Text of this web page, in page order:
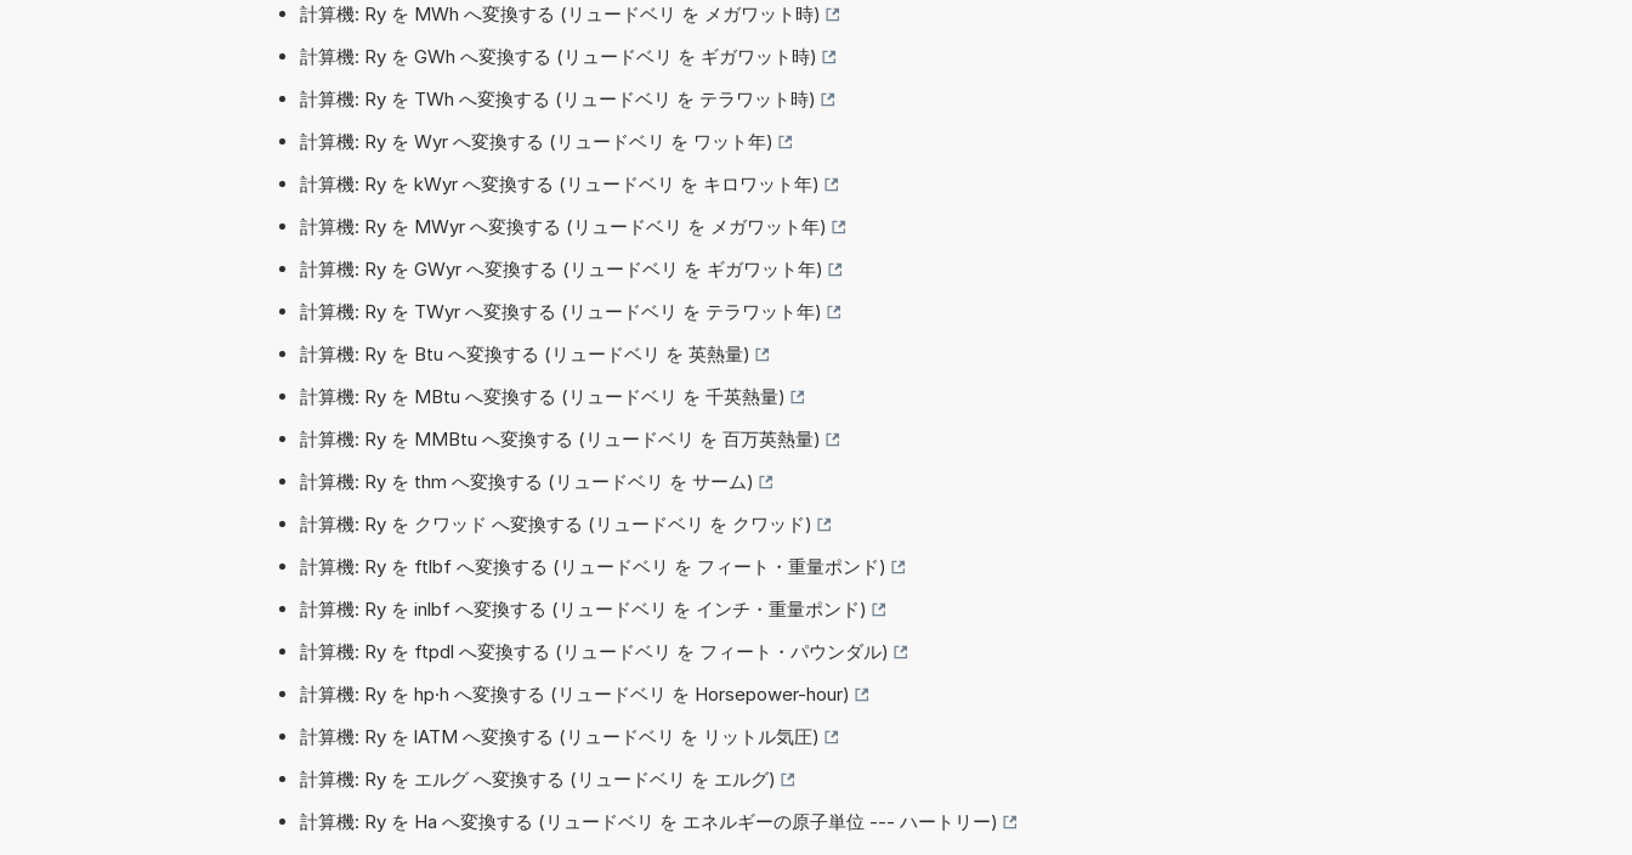
計算機: Ry を MWh へ変換する (リュードベリ を メガワット時)
計算機: Ry を GWh へ変換する (リュードベリ を ギガワット時)
計算機: Ry を TWh へ変換する (リュードベリ を テラワット時)
計算機: Ry を Wyr へ変換する (リュードベリ を ワット年)
計算機: Ry を kWyr へ変換する (リュードベリ を キロワット年)
計算機: Ry を MWyr へ変換する (リュードベリ を メガワット年)
計算機: Ry を GWyr へ変換する (リュードベリ を ギガワット年)
計算機: Ry を TWyr へ変換する (リュードベリ を テラワット年)
計算機: Ry を Btu へ変換する (リュードベリ を 英熱量)
計算機: Ry を MBtu へ変換する (リュードベリ を 千英熱量)
計算機: Ry を MMBtu へ変換する (リュードベリ を 百万英熱量)
計算機: Ry を thm へ変換する (リュードベリ を サーム)
計算機: Ry を クワッド へ変換する (リュードベリ を クワッド)
計算機: Ry を ftlbf へ変換する (リュードベリ を フィート・重量ポンド)
計算機: Ry を inlbf へ変換する (リュードベリ を インチ・重量ポンド)
計算機: Ry を ftpdl へ変換する (リュードベリ を フィート・パウンダル)
計算機: Ry を hp·h へ変換する (リュードベリ を Horsepower-hour)
計算機: Ry を lATM へ変換する (リュードベリ を リットル気圧)
計算機: Ry を エルグ へ変換する (リュードベリ を エルグ)
計算機: Ry を Ha へ変換する (リュードベリ を エネルギーの原子単位 --- ハートリー)